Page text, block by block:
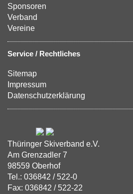
Sponsoren
Verband
Vereine
Service / Rechtliches
Sitemap
Impressum
Datenschutzerklärung
Thüringer Skiverband e.V.
Am Grenzadler 7
98559 Oberhof
Tel.: 036842 / 522-0
Fax: 036842 / 522-22